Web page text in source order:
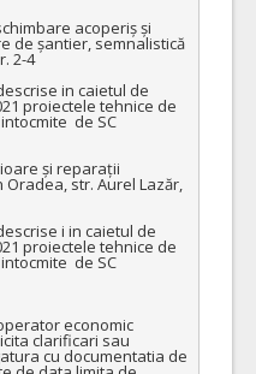
acoperiș și
de șantier, semnalistică
2-4
in caietul de
proiectele tehnice de
de SC
și reparații
str. Aurel Lazăr,
i in caietul de
proiectele tehnice de
de SC
economic
clarificari sau
cu documentatia de